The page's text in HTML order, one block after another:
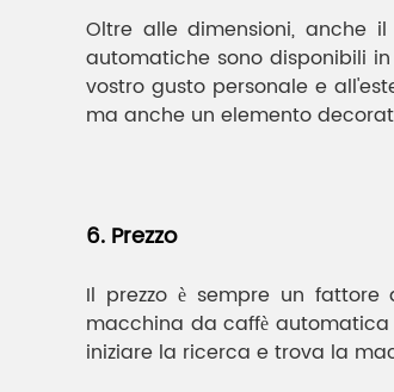
Oltre alle dimensioni, anche
automatiche sono disponibili
vostro gusto personale e
ma anche un elemento
6. Prezzo
Il prezzo è sempre un
macchina da caffè
iniziare la ricerca e trova la